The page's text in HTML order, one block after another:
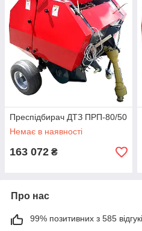
Преспідбирач ДТЗ ПРП-80/50
Немає в наявності
163 072 ₴
Про нас
99% позитивних з 585